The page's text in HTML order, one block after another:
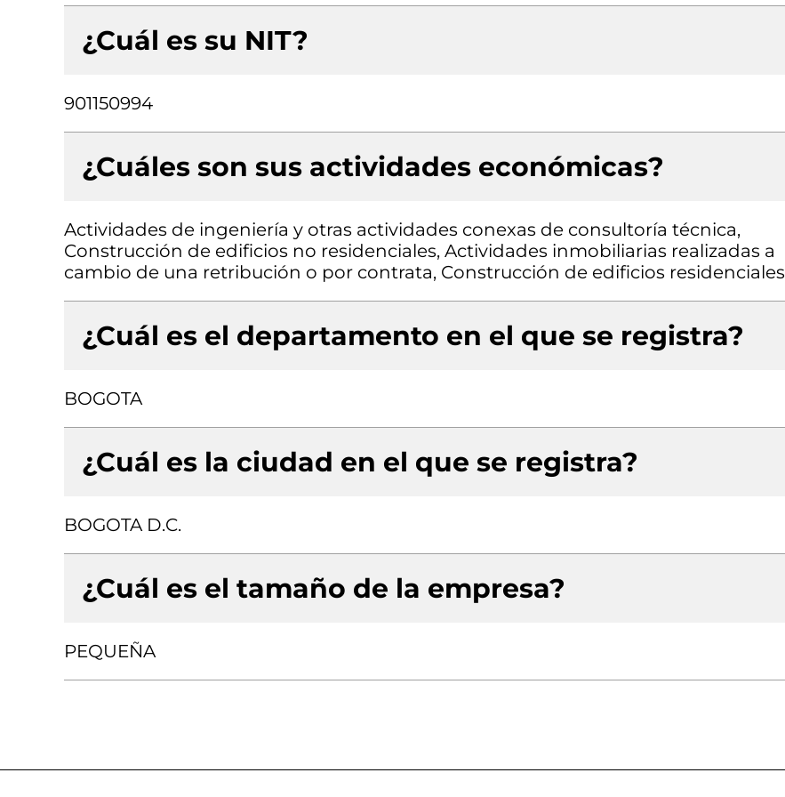
¿Cuál es su NIT?
901150994
¿Cuáles son sus actividades económicas?
Actividades de ingeniería y otras actividades conexas de consultoría técnica,
Construcción de edificios no residenciales, Actividades inmobiliarias realizadas a
cambio de una retribución o por contrata, Construcción de edificios residenciales
¿Cuál es el departamento en el que se registra?
BOGOTA
¿Cuál es la ciudad en el que se registra?
BOGOTA D.C.
¿Cuál es el tamaño de la empresa?
PEQUEÑA